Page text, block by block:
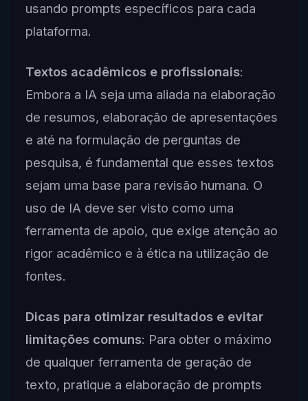
usando prompts específicos para cada
plataforma.
Textos acadêmicos e profissionais:
Embora a IA seja uma aliada na elaboração
de resumos, elaboração de apresentações
e até na formulação de perguntas de
pesquisa, é fundamental que esses textos
sejam uma base para revisão humana. O
uso de IA deve ser visto como uma
ferramenta de apoio, que exige atenção ao
rigor acadêmico e à ética na utilização de
fontes.
Dicas para otimizar resultados e evitar
limitações comuns: Para obter o máximo
de qualquer ferramenta de geração de
texto, pratique a elaboração de prompts